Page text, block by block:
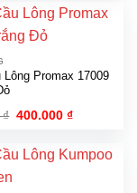
450.000 ₫.là:
400.000 ₫.
17009
₫ Giá
450.000 ₫.
400.000₫Giá
là:
400.000 ₫.